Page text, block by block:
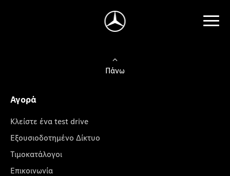
Πάνω
Αγορά
Κλείστε ένα test drive
Εξουσιοδοτημένο Δίκτυο
Τιμοκατάλογοι
Επικοινωνία